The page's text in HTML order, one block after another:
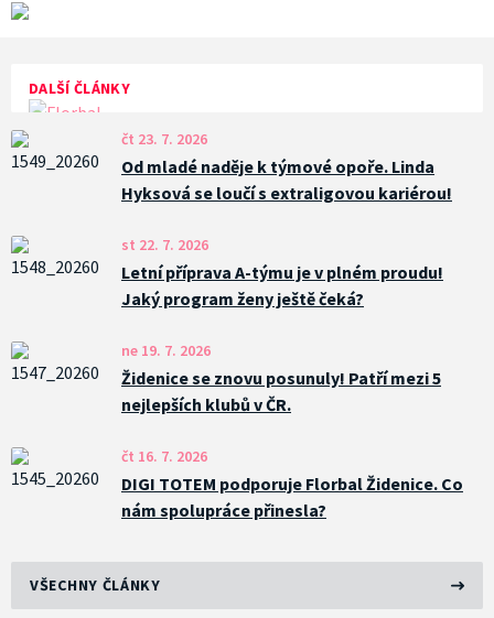
DALŠÍ ČLÁNKY
čt 23. 7. 2026
Od mladé naděje k týmové opoře. Linda
Hyksová se loučí s extraligovou kariérou!
st 22. 7. 2026
Letní příprava A-týmu je v plném proudu!
Jaký program ženy ještě čeká?
ne 19. 7. 2026
Židenice se znovu posunuly! Patří mezi 5
nejlepších klubů v ČR.
čt 16. 7. 2026
DIGI TOTEM podporuje Florbal Židenice. Co
nám spolupráce přinesla?
VŠECHNY ČLÁNKY